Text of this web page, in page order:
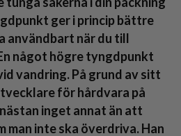
ger i princip bättre
användbart när du till
något högre tyngdpunkt
vandring. På grund av sitt
för hårdvara på
inget annat än att
man inte ska överdriva. Han